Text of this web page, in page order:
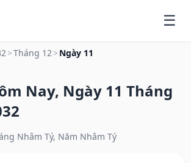
>Tháng 12> Ngày 11
Nay, Ngày 11 Tháng
Nhâm Tý, Năm Nhâm Tý